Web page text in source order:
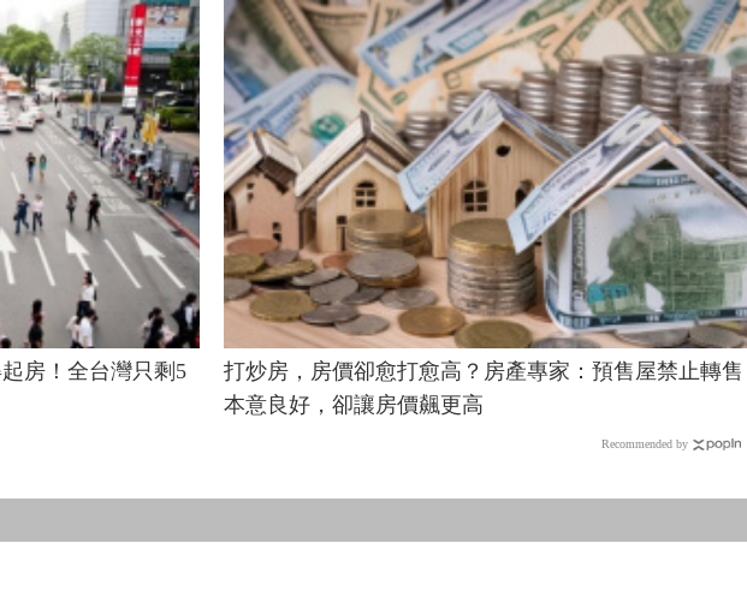
房！全台灣只剩5
打炒房，房價卻愈打愈高？房產專家：預售屋禁止轉售
本意良好，卻讓房價飆更高
Recommended by